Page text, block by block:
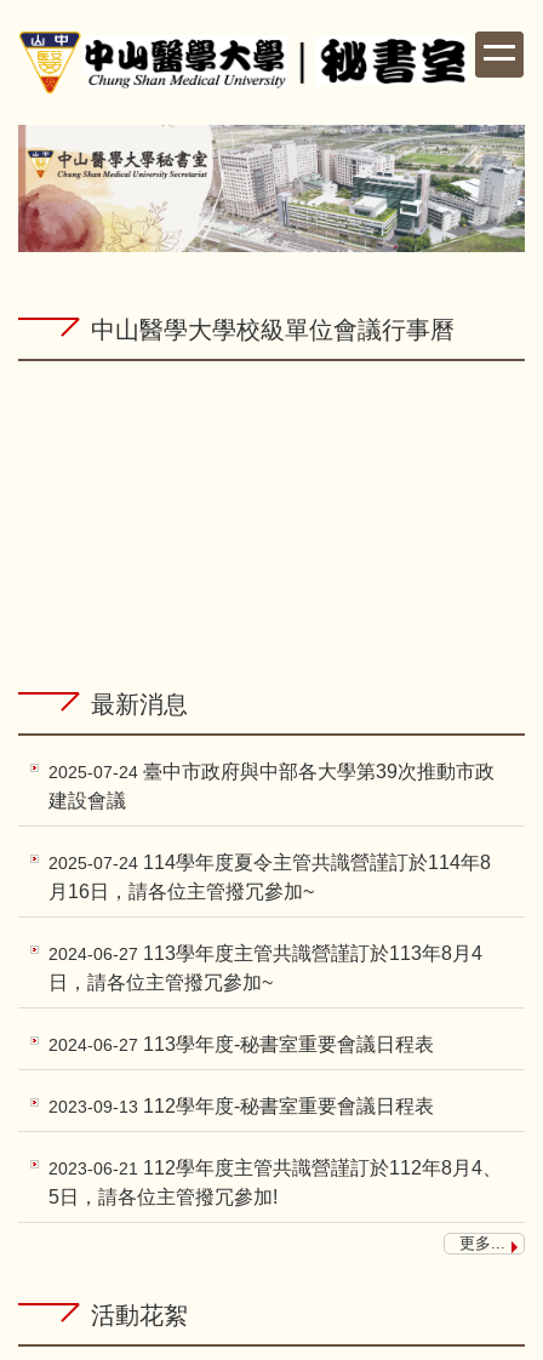
到
容
區
中山醫學大學校級單位會議行事曆
最新消息
2025-07-24 臺中市政府與中部各大學第39次推動市政
建設會議
2025-07-24 114學年度夏令主管共識營謹訂於114年8
月16日，請各位主管撥冗參加~
2024-06-27 113學年度主管共識營謹訂於113年8月4
日，請各位主管撥冗參加~
2024-06-27 113學年度-秘書室重要會議日程表
2023-09-13 112學年度-秘書室重要會議日程表
2023-06-21 112學年度主管共識營謹訂於112年8月4、
5日，請各位主管撥冗參加!
更多...
活動花絮